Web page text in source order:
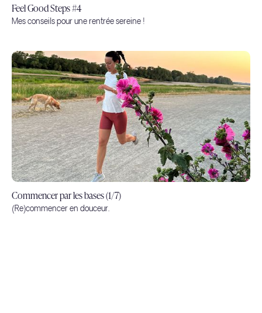
Feel Good Steps #4
Mes conseils pour une rentrée sereine !
Commencer par les bases (1/7)
(Re)commencer en douceur.